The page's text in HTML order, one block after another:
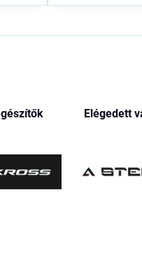
Elégedett